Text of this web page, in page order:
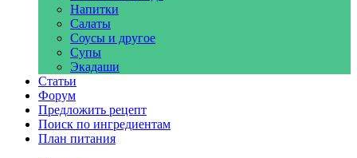
Напитки
Салаты
Соусы и другое
Супы
Экадаши
Статьи
Форум
Предложить рецепт
Поиск по ингредиентам
План питания